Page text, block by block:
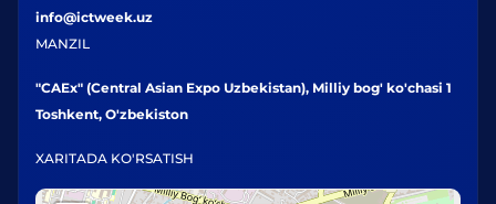
info@ictweek.uz
MANZIL
"CAEx" (Central Asian Expo Uzbekistan), Milliy bog' ko'chasi 1
Toshkent, O'zbekiston
XARITADA KO'RSATISH